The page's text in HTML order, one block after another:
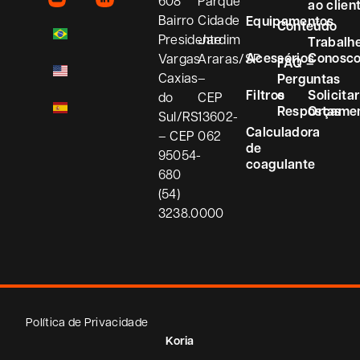
Bairro
Presidente
Vargas
Caxias
do
Sul/RS
– CEP
95054-
680
(54)
3238.0000
Cidade
Jardim
Araras/SP
–
CEP
13602-
062
Equipamentos
Acessórios
Filtros
Calculadora
de
coagulante
Conteúdo
FAQ –
Perguntas
e
Respostas
ao
Solicitar
Política de Privacidade
Koria